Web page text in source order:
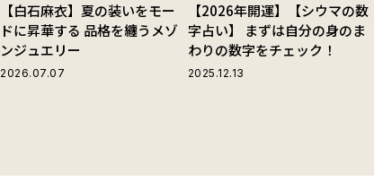
【白石麻衣】夏の装いをモー
ドに昇華する 品格を纏うメゾ
ンジュエリー
2026.07.07
【2026年開運】【シウマの数
字占い】 まずは自分の身のま
わりの数字をチェック！
2025.12.13